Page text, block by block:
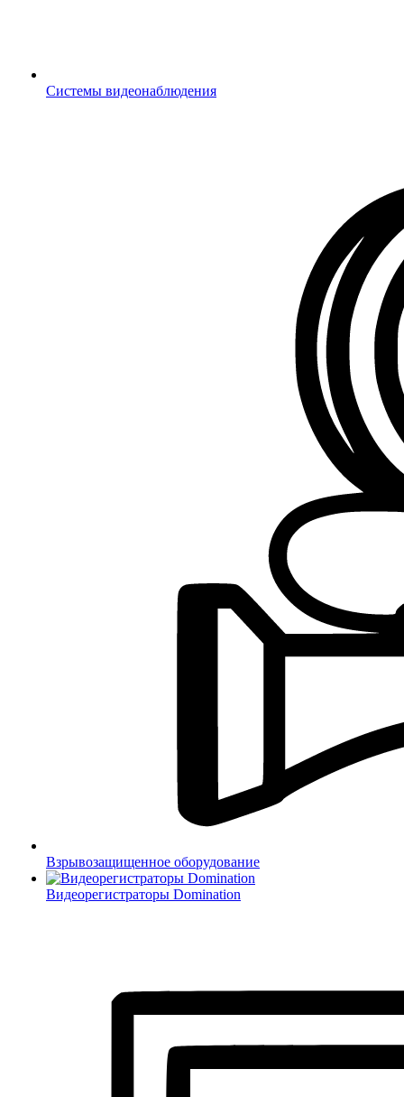
Системы видеонаблюдения
Взрывозащищенное оборудование
Видеорегистраторы Domination